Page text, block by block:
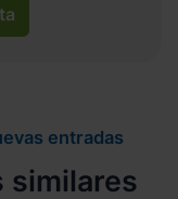
entradas
similares